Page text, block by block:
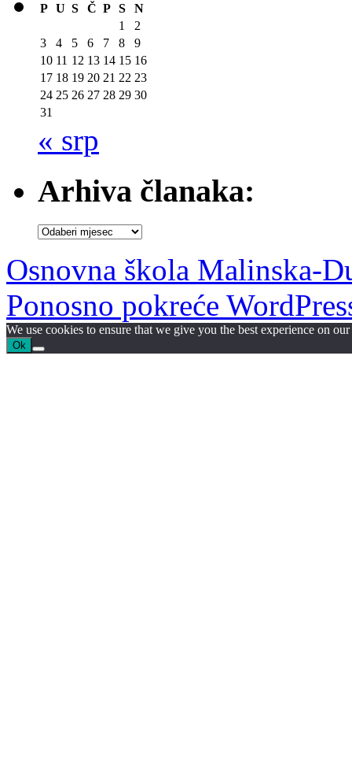
P U S Č P S
N
1
2
3
4 5 6 7 8
9
10 11 12 13 14 15 16
17 18 19 20 21 22 23
24 25 26 27 28 29 30
31
« srp
Arhiva članaka:
Arhiva
Osnovna škola Malinska-
Ponosno pokreće
We use cookies to ensure that we give you the best experience on
Ok